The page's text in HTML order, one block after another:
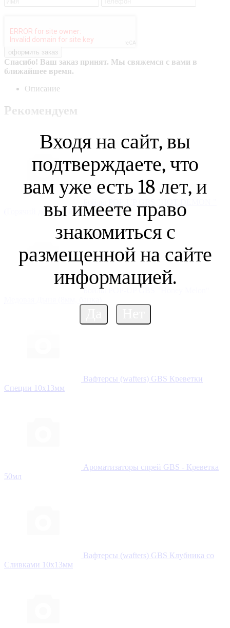
Спасибо! Ваш заказ принят. Мы свяжемся с вами в
ближайшее время.
Описание
Рекомендуем
(Горячий демон) ( 8 мм, банка)
Бойлы POP-UP GBS "Honey Melon"
Вафтерсы (wafters) GBS Креветки
Специи 10x13мм
Ароматизаторы спрей GBS - Креветка
50мл
Вафтерсы (wafters) GBS Клубника со
Сливками 10x13мм
Входя на сайт, вы
подтверждаете, что
вам уже есть 18 лет, и
вы имеете право
знакомиться с
размещенной на сайте
информацией.